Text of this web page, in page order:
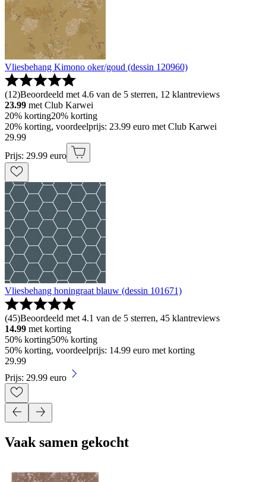
Vliesbehang Kimono oker/goud (dessin 120960)
(12)Beoordeeld met 4.6 van de 5 sterren, 12 klantreviews
23.99 met Club Karwei
20% korting20% korting
20% korting, voordeelprijs: 23.99 euro met Club Karwei
29.99
Prijs: 29.99 euro
Vliesbehang honingraat blauw (dessin 101671)
(45)Beoordeeld met 4.1 van de 5 sterren, 45 klantreviews
14.99 met korting
50% korting50% korting
50% korting, voordeelprijs: 14.99 euro met korting
29.99
Prijs: 29.99 euro
Vaak samen gekocht